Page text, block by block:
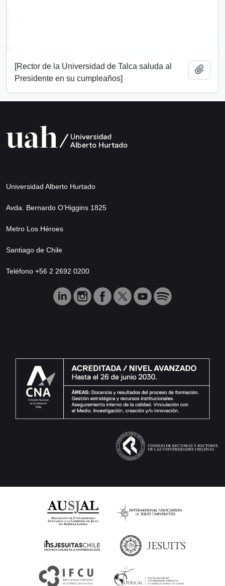
[Rector de la Universidad de Talca saluda al
Presidente en su cumpleaños]
Universidad Alberto Hurtado
Avda. Bernardo O’Higgins 1825
Metro Los Héroes
Santiago de Chile
Teléfono +56 2 2692 0200